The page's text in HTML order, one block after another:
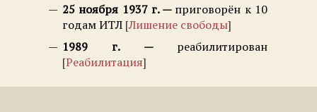
25 ноября 1937 г.
приговорён к 10
годам ИТЛ Лишение свободы
1989 г.
реабилитирован
Реабилитация